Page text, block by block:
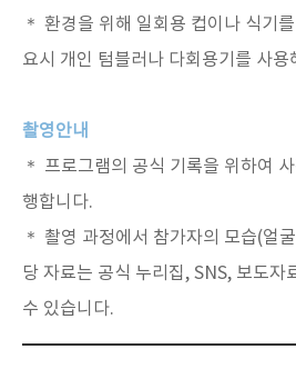
＊ 환경을 위해 일회용 컵이나 식기
요시 개인 텀블러나 다회용기를 사용
촬영안내
＊ 프로그램의 공식 기록을 위하여
행합니다.
＊ 촬영 과정에서 참가자의 모습(얼
당 자료는 공식 누리집, SNS, 보도자
수 있습니다.